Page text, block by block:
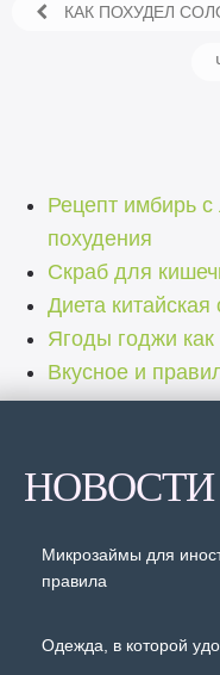
КАК ПОХУДЕЛ
Рецепт имбирь
похудения
Скраб для
Диета китайская
Ягоды годжи как
Вкусное и
НОВОСТИ
Микрозаймы для
правила
Одежда, в которой